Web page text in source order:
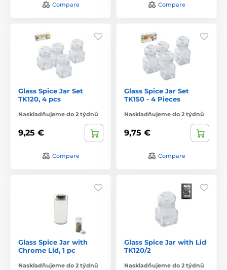
Compare Compare
Glass Spice Jar Set
TK120, 4 pcs
Naskladňujeme do 2 týdnů
9,25 €
Compare
Glass Spice Jar Set
TK150 - 4 Pieces
Naskladňujeme do 2 týdnů
9,75 €
Compare
Glass Spice Jar with
Chrome Lid, 1 pc
Naskladňujeme do 2 týdnů
Glass Spice Jar with Lid
TK120/2
Naskladňujeme do 2 týdnů